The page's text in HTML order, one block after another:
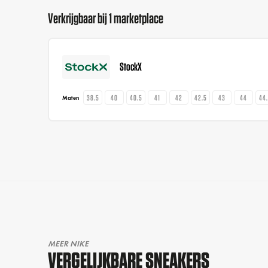
Verkrijgbaar bij 1 marketplace
StockX
Maten 38.5 40 40.5 41 42 42.5 43 44
MEER NIKE
VERGELIJKBARE SNEAKERS